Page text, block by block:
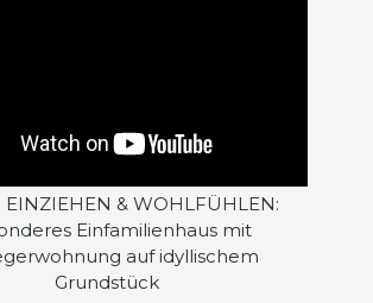
EINZIEHEN & WOHLFÜHLEN:
Einfamilienhaus mit
auf idyllischem
Grundstück